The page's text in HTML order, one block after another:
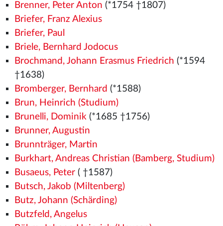
Brenner, Peter Anton (*1754 †1807)
Briefer, Franz Alexius
Briefer, Paul
Briele, Bernhard Jodocus
Brochmand, Johann Erasmus Friedrich (*1594
†1638)
Bromberger, Bernhard (*1588)
Brun, Heinrich (Studium)
Brunelli, Dominik(*1685 †1756)
Brunner, Augustin
Brunnträger, Martin
Burkhart, Andreas Christian (Bamberg, Studium)
Busaeus, Peter( †1587)
Butsch, Jakob (Miltenberg)
Butz, Johann (Schärding)
Butzfeld, Angelus